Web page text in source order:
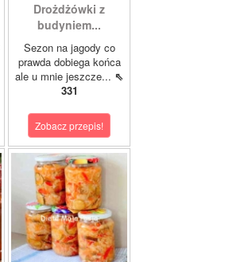
Drożdżówki z
budyniem...
Sezon na jagody co
prawda dobiega końca
ale u mnie jeszcze... ⇖
331
Zobacz przepis!